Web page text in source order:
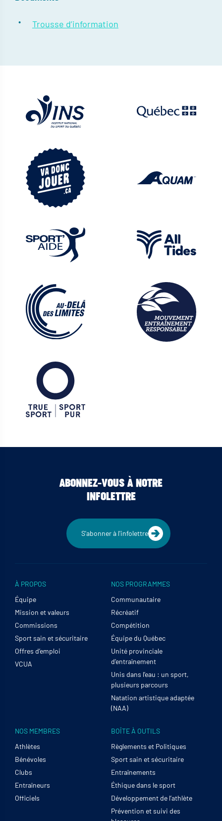
Trousse d’information
ABONNEZ-VOUS À NOTRE
INFOLETTRE
S'abonner à l'infolettre
À PROPOS
Équipe
Mission et valeurs
Commissions
Sport sain et sécuritaire
Offres d’emploi
VCUA
NOS PROGRAMMES
Communautaire
Récréatif
Compétition
Équipe du Québec
Unité provinciale
d’entraînement
Unis dans l’eau : un sport,
plusieurs parcours
Natation artistique adaptée
(NAA)
NOS MEMBRES
Athlètes
Bénévoles
Clubs
Entraîneurs
Officiels
BOÎTE À OUTILS
Règlements et Politiques
Sport sain et sécuritaire
Entraînements
Éthique dans le sport
Développement de l’athlète
Prévention et suivi des